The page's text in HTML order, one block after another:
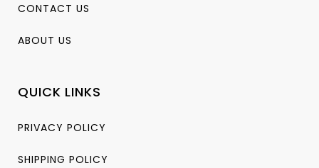
CONTACT US
ABOUT US
QUICK LINKS
PRIVACY POLICY
SHIPPING POLICY